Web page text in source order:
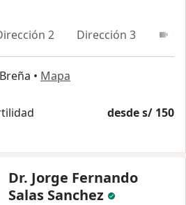
2 Dirección 3
• Mapa
desde s/ 150
Dr. Jorge Fernando
Salas Sanchez